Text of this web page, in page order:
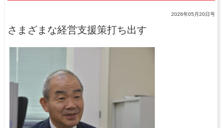
2026年05月20日号
さまざまな経営支援策打ち出す